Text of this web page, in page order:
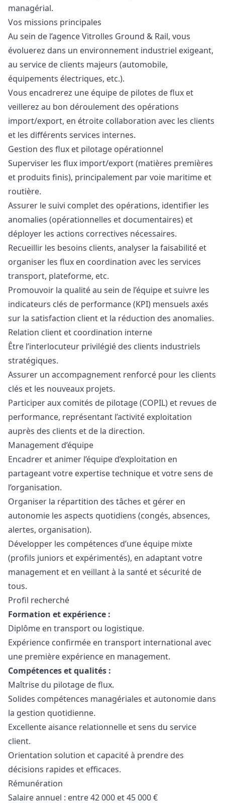
managérial.
Vos missions principales
Au sein de l’agence Vitrolles Ground & Rail, vous
évoluerez dans un environnement industriel exigeant,
au service de clients majeurs (automobile,
équipements électriques, etc.).
Vous encadrerez une équipe de pilotes de flux et
veillerez au bon déroulement des opérations
import/export, en étroite collaboration avec les clients
et les différents services internes.
Gestion des flux et pilotage opérationnel
Superviser les flux import/export (matières premières
et produits finis), principalement par voie maritime et
routière.
Assurer le suivi complet des opérations, identifier les
anomalies (opérationnelles et documentaires) et
déployer les actions correctives nécessaires.
Recueillir les besoins clients, analyser la faisabilité et
organiser les flux en coordination avec les services
transport, plateforme, etc.
Promouvoir la qualité au sein de l’équipe et suivre les
indicateurs clés de performance (KPI) mensuels axés
sur la satisfaction client et la réduction des anomalies.
Relation client et coordination interne
Être l’interlocuteur privilégié des clients industriels
stratégiques.
Assurer un accompagnement renforcé pour les clients
clés et les nouveaux projets.
Participer aux comités de pilotage (COPIL) et revues de
performance, représentant l’activité exploitation
auprès des clients et de la direction.
Management d’équipe
Encadrer et animer l’équipe d’exploitation en
partageant votre expertise technique et votre sens de
l’organisation.
Organiser la répartition des tâches et gérer en
autonomie les aspects quotidiens (congés, absences,
alertes, organisation).
Développer les compétences d’une équipe mixte
(profils juniors et expérimentés), en adaptant votre
management et en veillant à la santé et sécurité de
tous.
Profil recherché
Formation et expérience :
Diplôme en transport ou logistique.
Expérience confirmée en transport international avec
une première expérience en management.
Compétences et qualités :
Maîtrise du pilotage de flux.
Solides compétences managériales et autonomie dans
la gestion quotidienne.
Excellente aisance relationnelle et sens du service
client.
Orientation solution et capacité à prendre des
décisions rapides et efficaces.
Rémunération
Salaire annuel : entre 42 000 et 45 000 €